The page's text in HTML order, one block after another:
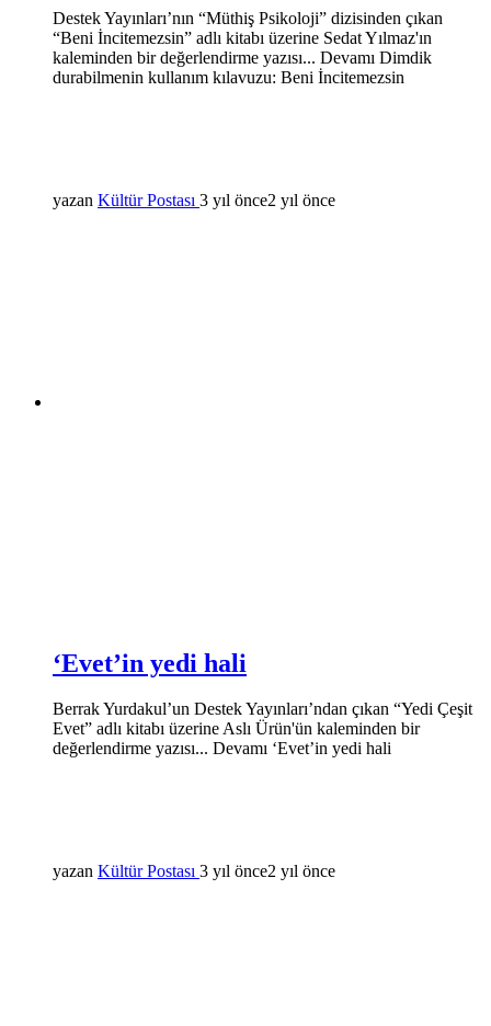
Destek Yayınları’nın “Müthiş Psikoloji” dizisinden çıkan
“Beni İncitemezsin” adlı kitabı üzerine Sedat Yılmaz'ın
kaleminden bir değerlendirme yazısı... Devamı Dimdik
durabilmenin kullanım kılavuzu: Beni İncitemezsin
yazan Kültür Postası 3 yıl önce2 yıl önce
‘Evet’in yedi hali
Berrak Yurdakul’un Destek Yayınları’ndan çıkan “Yedi Çeşit
Evet” adlı kitabı üzerine Aslı Ürün'ün kaleminden bir
değerlendirme yazısı... Devamı ‘Evet’in yedi hali
yazan Kültür Postası 3 yıl önce2 yıl önce